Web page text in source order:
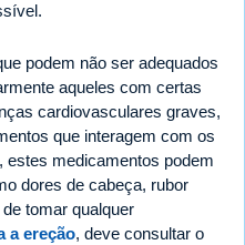
podem não ser adequados
aqueles com certas
cardiovasculares graves,
que interagem com os
estes medicamentos podem
dores de cabeça, rubor
tomar qualquer
a ereção, deve consultar o